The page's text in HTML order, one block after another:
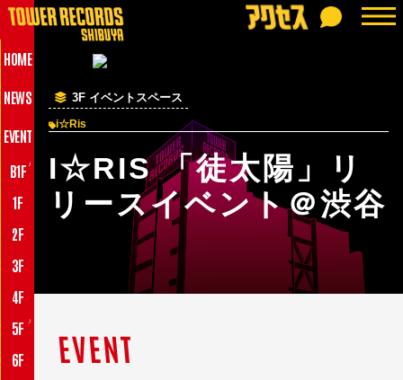
HOME
NEWS
EVENT
B1F ♪
1F
2F
3F
4F
5F
♪
6F
3F イベントスペース
i☆Ris
I☆RIS 「徒太陽」リ
リースイベント＠渋谷
EVENT